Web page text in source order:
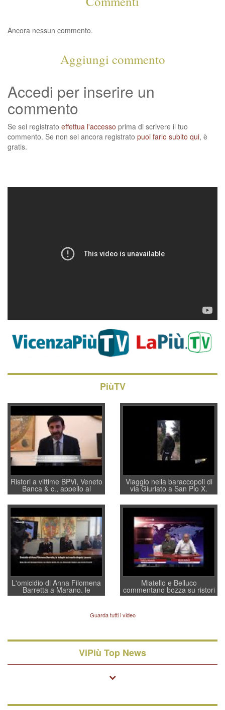
Ancora nessun commento.
Aggiungi commento
Accedi per inserire un
commento
Se sei registrato effettua l'accesso prima di scrivere il tuo
commento. Se non sei ancora registrato puoi farlo subito qui, è
gratis.
PiùTV
Ristori a vittime BPVi, Veneto
Banca & c., appello al
sottosegretario Alessio
Villarosa: per mettere ordine
convochi con Di Maio CNCU
a supporto della cabina di
regia al Mef
Viaggio nella baraccopoli di
via Giuriato a San Pio X.
Vicenza ai Vicentini: “faremo
un regalo di Natale ai
residenti”
L'omicidio di Anna Filomena
Barretta a Marano, le
indagini dei carabinieri di
Lavarra: più avvincenti di
quelle di... Barbara D'Urso
Miatello e Belluco
commentano bozza su ristori
BPVi e Veneto Banca
Guarda tutti i video
ViPiù Top News